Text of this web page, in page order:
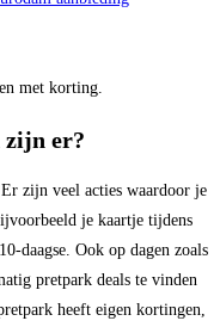
met korting.
zijn er?
zijn veel acties waardoor je
je kaartje tijdens
daagse. Ook op dagen zoals
pretpark deals te vinden
heeft eigen kortingen,